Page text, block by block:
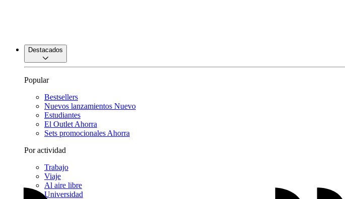
Destacados
Popular
Bestsellers
Nuevos lanzamientos Nuevo
Estudiantes
El Outlet Ahorra
Sets promocionales Ahorra
Por actividad
Trabajo
Viaje
Al aire libre
Universidad